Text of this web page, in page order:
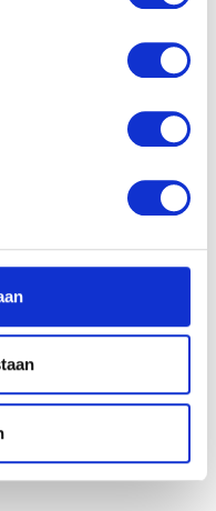
nauwkeurig kan zijn
(fingerprinting)
detailgedeeltein.
wijzigen of
en advertenties te
media te bieden
Ook delen we
site met onze
en analyse. Deze
van hun services.